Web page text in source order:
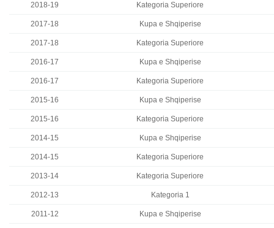
2018-19 Kategoria Superiore
2017-18 Kupa e Shqiperise
2017-18 Kategoria Superiore
2016-17 Kupa e Shqiperise
2016-17 Kategoria Superiore
2015-16 Kupa e Shqiperise
2015-16 Kategoria Superiore
2014-15 Kupa e Shqiperise
2014-15 Kategoria Superiore
2013-14 Kategoria Superiore
2012-13 Kategoria 1
2011-12 Kupa e Shqiperise